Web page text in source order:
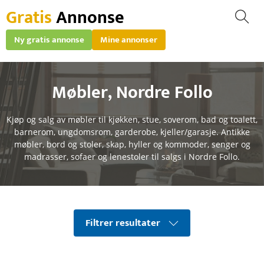
GratisAnnonse
Ny gratis annonse Mine annonser
Møbler,Nordre Follo
Kjøp og salg av møbler til kjøkken, stue, soverom, bad og toalett,
barnerom, ungdomsrom, garderobe, kjeller/garasje. Antikke
møbler, bord og stoler, skap, hyller og kommoder, senger og
madrasser, sofaer og lenestoler til salgs i Nordre Follo.
Filtrer resultater